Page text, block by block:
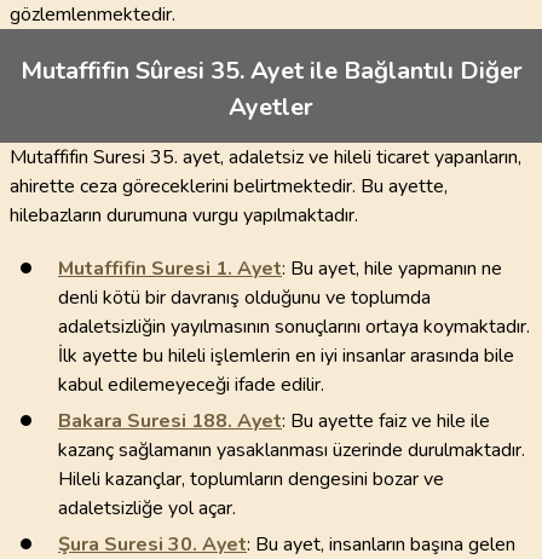
gözlemlenmektedir.
Mutaffifin Sûresi 35. Ayet ile Bağlantılı Diğer
Ayetler
Mutaffifin Suresi 35. ayet, adaletsiz ve hileli ticaret yapanların,
ahirette ceza göreceklerini belirtmektedir. Bu ayette,
hilebazların durumuna vurgu yapılmaktadır.
Mutaffifin Suresi 1. Ayet: Bu ayet, hile yapmanın ne
denli kötü bir davranış olduğunu ve toplumda
adaletsizliğin yayılmasının sonuçlarını ortaya koymaktadır.
İlk ayette bu hileli işlemlerin en iyi insanlar arasında bile
kabul edilemeyeceği ifade edilir.
Bakara Suresi 188. Ayet: Bu ayette faiz ve hile ile
kazanç sağlamanın yasaklanması üzerinde durulmaktadır.
Hileli kazançlar, toplumların dengesini bozar ve
adaletsizliğe yol açar.
Şura Suresi 30. Ayet: Bu ayet, insanların başına gelen